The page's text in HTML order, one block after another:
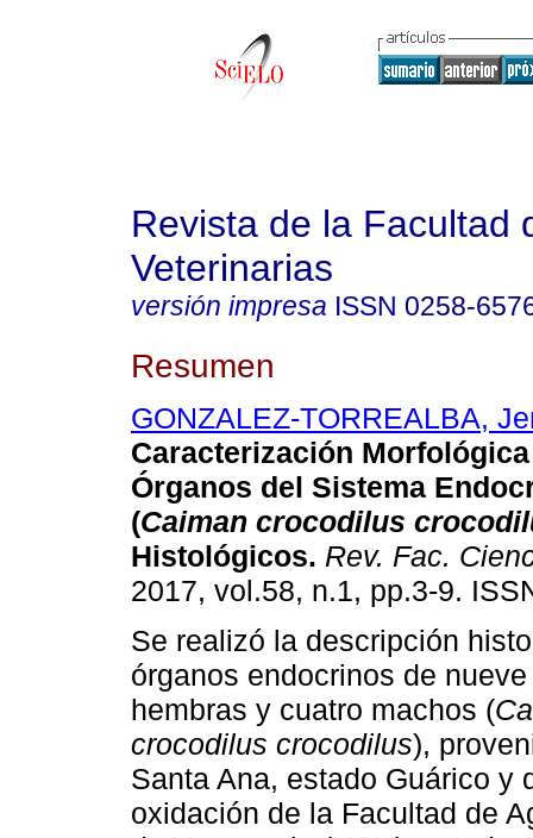
Revista de la Facultad
Veterinarias
versión impresa ISSN 0258-
Resumen
GONZALEZ-TORREALBA,
Caracterización
Órganos del Sistema
(Caiman crocodilus
Histológicos. Rev. Fac.
2017, vol.58, n.1, pp.3-9.
Se realizó la descripción
órganos endocrinos de
hembras y cuatro machos (
crocodilus crocodilus),
Santa Ana, estado Guárico y
oxidación de la Facultad de